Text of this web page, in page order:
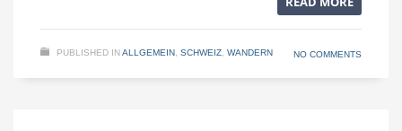
PUBLISHED INALLGEMEIN SCHWEIZ WANDERN NO COMMENTS